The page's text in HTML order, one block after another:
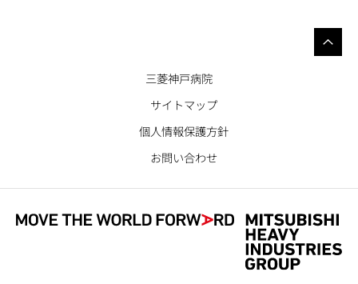
三菱神戸病院
サイトマップ
個人情報保護方針
お問い合わせ